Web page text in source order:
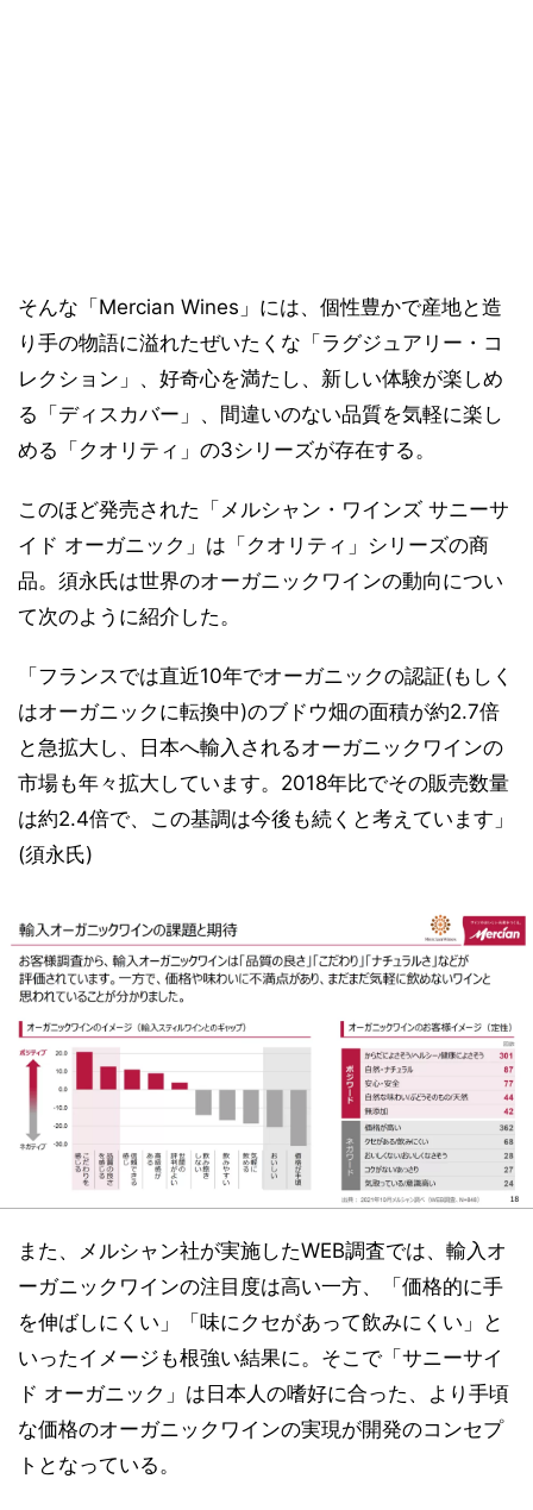
そんな「Mercian Wines」には、個性豊かで産地と造
り手の物語に溢れたぜいたくな「ラグジュアリー・コ
レクション」、好奇心を満たし、新しい体験が楽しめ
る「ディスカバー」、間違いのない品質を気軽に楽し
める「クオリティ」の3シリーズが存在する。
このほど発売された「メルシャン・ワインズ サニーサ
イド オーガニック」は「クオリティ」シリーズの商
品。須永氏は世界のオーガニックワインの動向につい
て次のように紹介した。
「フランスでは直近10年でオーガニックの認証(もしく
はオーガニックに転換中)のブドウ畑の面積が約2.7倍
と急拡大し、日本へ輸入されるオーガニックワインの
市場も年々拡大しています。2018年比でその販売数量
は約2.4倍で、この基調は今後も続くと考えています」
(須永氏)
また、メルシャン社が実施したWEB調査では、輸入オ
ーガニックワインの注目度は高い一方、「価格的に手
を伸ばしにくい」「味にクセがあって飲みにくい」と
いったイメージも根強い結果に。そこで「サニーサイ
ド オーガニック」は日本人の嗜好に合った、より手頃
な価格のオーガニックワインの実現が開発のコンセプ
トとなっている。